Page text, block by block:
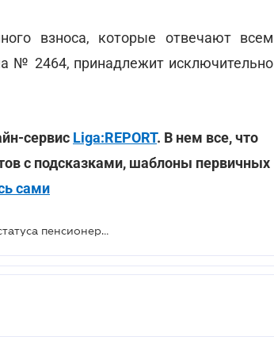
взноса, которые отвечают всем
№ 2464, принадлежит исключительно
сервис Liga:REPORT. В нем все, что
с подсказками, шаблоны первичных
сами
Должны ли ФОП уведомлять о приобретении статуса пенсионера или лица с инвалидностью